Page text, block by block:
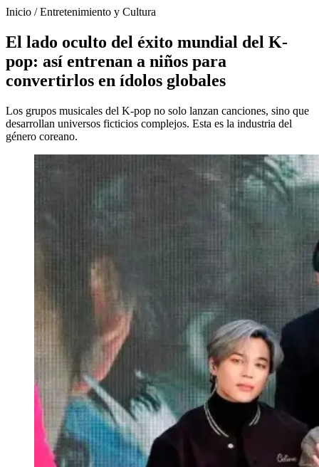
Inicio /Entretenimiento y Cultura
El lado oculto del éxito mundial del K-
pop: así entrenan a niños para
convertirlos en ídolos globales
Los grupos musicales del K-pop no solo lanzan canciones, sino que
desarrollan universos ficticios complejos. Esta es la industria del
género coreano.